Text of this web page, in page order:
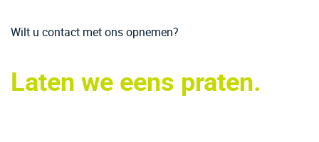
Wilt u contact met ons opnemen?
Laten we eens praten.